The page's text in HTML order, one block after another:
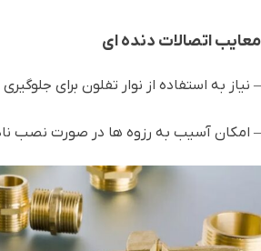
معایب اتصالات دنده ای
– نیاز به استفاده از نوار تفلون برای
– امکان آسیب به رزوه ها در صورت نصب